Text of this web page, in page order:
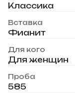
Классика
Вставка
Фианит
Для кого
Для женщин
Проба
585